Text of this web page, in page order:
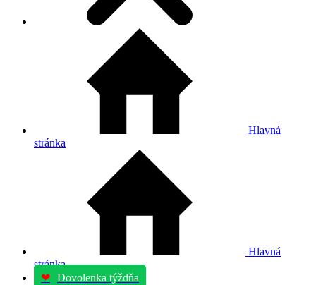
Hlavná
stránka
Hlavná
stránka
❤ Dovolenka týždňa